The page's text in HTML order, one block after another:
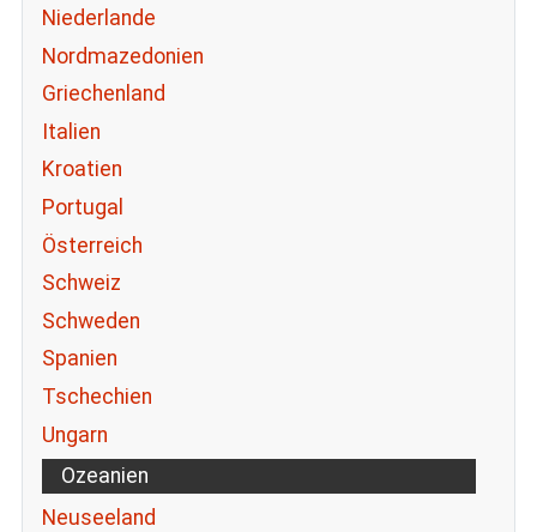
Niederlande
Nordmazedonien
Griechenland
Italien
Kroatien
Portugal
Österreich
Schweiz
Schweden
Spanien
Tschechien
Ungarn
Ozeanien
Neuseeland